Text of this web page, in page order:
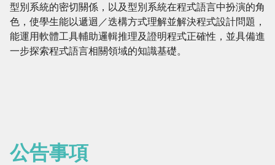
型別系統的密切關係，以及型別系統在程式語言中扮演的角
色，使學生能以遞迴／迭構方式理解並解決程式設計問題，
能運用軟體工具輔助邏輯推理及證明程式正確性，並具備進
一步探索程式語言相關領域的知識基礎。
公告事項